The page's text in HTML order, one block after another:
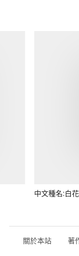
中文種名:白
關於本站 著